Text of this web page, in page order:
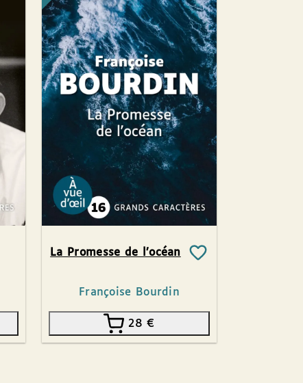
La Promesse de l’océan
Françoise Bourdin
28€